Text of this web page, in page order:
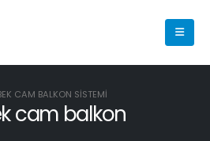
CAM BALKON SISTEMI
cam balkon